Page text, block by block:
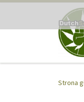
Przejdź do treści
Strona